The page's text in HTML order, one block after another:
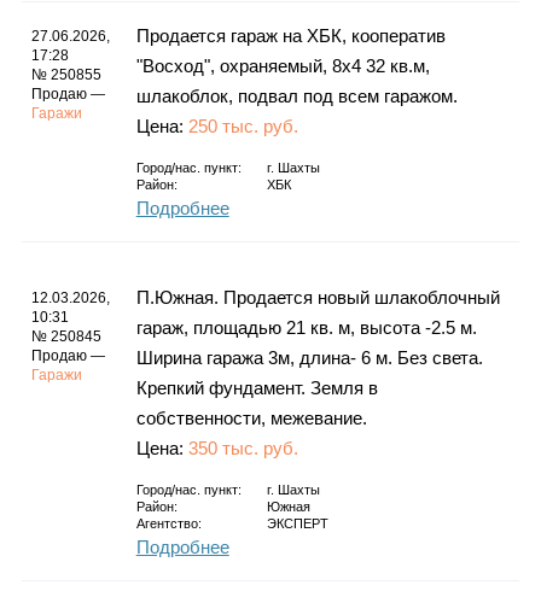
Гороскоп
Карты
Фотогалерея
27.06.2026,
17:28
№ 250855
Продаю —
Гаражи
Продается гараж на ХБК, кооператив
"Восход", охраняемый, 8х4 32 кв.м,
шлакоблок, подвал под всем гаражом.
Цена: 250 тыс. руб.
Город/нас. пункт: г.
Шахты
Район:
ХБК
Подробнее
12.03.2026,
10:31
№ 250845
Продаю —
Гаражи
П.Южная. Продается новый шлакоблочный
гараж, площадью 21 кв. м, высота -2.5 м.
Ширина гаража 3м, длина- 6 м. Без света.
Крепкий фундамент. Земля в
собственности, межевание.
Цена: 350 тыс. руб.
Город/нас. пункт: г.
Шахты
Район:
Южная
Агентство:
ЭКСПЕРТ
Подробнее